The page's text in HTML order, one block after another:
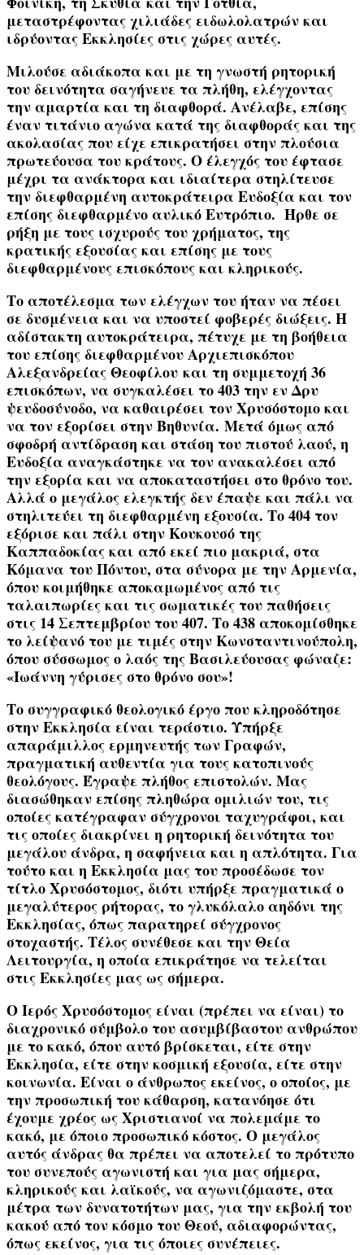
μεταστρέφοντας χιλιάδες ειδωλολατρών και
ιδρύοντας Εκκλησίες στις χώρες αυτές.
Μιλούσε αδιάκοπα και με τη γνωστή ρητορική
του δεινότητα σαγήνευε τα πλήθη, ελέγχοντας
την αμαρτία και τη διαφθορά. Ανέλαβε, επίσης
έναν τιτάνιο αγώνα κατά της διαφθοράς και της
ακολασίας που είχε επικρατήσει στην πλούσια
πρωτεύουσα του κράτους. Ο έλεγχός του έφτασε
μέχρι τα ανάκτορα και ιδιαίτερα στηλίτευσε
την διεφθαρμένη αυτοκράτειρα Ευδοξία και τον
επίσης διεφθαρμένο αυλικόΕυτρόπιο. Ήρθε σε
ρήξη με τους ισχυρούς του χρήματος, της
κρατικής εξουσίας και επίσης με τους
διεφθαρμένους επισκόπους και κληρικούς.
Το αποτέλεσμα των ελέγχων του ήταν να πέσει
σε δυσμένεια και να υποστεί φοβερές διώξεις. Η
αδίστακτη αυτοκράτειρα, πέτυχε με τη βοήθεια
του επίσης διεφθαρμένου Αρχιεπισκόπου
ΑλεξανδρείαςΘεοφίλου και τη συμμετοχή 36
επισκόπων, να συγκαλέσει το 403 την ενΔρυ
ψευδοσύνοδο, να καθαιρέσει τον Χρυσόστομο και
να τον εξορίσει στηνΒηθυνία. Μετά όμως από
σφοδρή αντίδραση και στάση του πιστού λαού, η
Ευδοξία αναγκάστηκε να τον ανακαλέσει από
την εξορία και να αποκαταστήσει στο θρόνο του.
Αλλά ο μεγάλος ελεγκτής δεν έπαψε και πάλι να
στηλιτεύει τη διεφθαρμένη εξουσία. Το 404 τον
εξόρισε και πάλι στηνΚουκουσότης
Καππαδοκίας και από εκεί πιο μακριά, στα
Κόμανα του Πόντου, στα σύνορα με την Αρμενία,
όπου κοιμήθηκε αποκαμωμένος από τις
ταλαιπωρίες και τις σωματικές του παθήσεις
στις 14 Σεπτεμβρίου του 407. Το 438 αποκομίσθηκε
το λείψανό του με τιμές στην Κωνσταντινούπολη,
όπου σύσσωμος ο λαός της Βασιλεύουσας φώναζε:
«Ιωάννη γύρισες στο θρόνο σου»!
Το συγγραφικό θεολογικό έργο που κληροδότησε
στην Εκκλησία είναι τεράστιο. Υπήρξε
απαράμιλλος ερμηνευτής των Γραφών,
πραγματική αυθεντία για τους κατοπινούς
θεολόγους. Έγραψε πλήθος επιστολών. Μας
διασώθηκαν επίσης πληθώρα ομιλιών του, τις
οποίες κατέγραφαν σύγχρονοι ταχυγράφοι, και
τις οποίες διακρίνει η ρητορική δεινότητα του
μεγάλου άνδρα, η σαφήνεια και η απλότητα. Για
τούτο και η Εκκλησία μας του προσέδωσε τον
τίτλοΧρυσόστομος, διότι υπήρξε πραγματικά ο
μεγαλύτερος ρήτορας, τογλυκόλαλο αηδόνι της
Εκκλησίας, όπως παρατηρεί σύγχρονος
στοχαστής. Τέλος συνέθεσε και τηνΘεία
Λειτουργία, η οποία επικράτησε να τελείται
στις Εκκλησίες μας ως σήμερα.
Ο Ιερός Χρυσόστομος είναι (πρέπει να είναι) το
διαχρονικό σύμβολο του ασυμβίβαστου ανθρώπου
με το κακό, όπου αυτό βρίσκεται, είτε στην
Εκκλησία, είτε στην κοσμική εξουσία, είτε στην
κοινωνία. Είναι ο άνθρωπος εκείνος, ο οποίος, με
την προσωπική του κάθαρση, κατανόησε ότι
έχουμε χρέος ως Χριστιανοί να πολεμάμε το
κακό, με όποιο προσωπικό κόστος. Ο μεγάλος
αυτός άνδρας θα πρέπει να αποτελεί το πρότυπο
του συνεπούς αγωνιστή και για μας σήμερα,
κληρικούς και λαϊκούς, να αγωνιζόμαστε, στα
μέτρα των δυνατοτήτων μας, για την εκβολή του
κακού από τον κόσμο του Θεού, αδιαφορώντας,
όπως εκείνος, για τις όποιες συνέπειες.